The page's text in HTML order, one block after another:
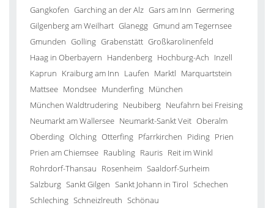
Gangkofen Garching an der Alz Gars am Inn Germering
Gilgenberg am Weilhart Glanegg Gmund am Tegernsee
Gmunden Golling Grabenstätt Großkarolinenfeld
Haag in Oberbayern Handenberg Hochburg-Ach Inzell
Kaprun Kraiburg am Inn Laufen Marktl Marquartstein
Mattsee Mondsee Munderfing München
München Waldtrudering Neubiberg Neufahrn bei Freising
Neumarkt am Wallersee Neumarkt-Sankt Veit Oberalm
Oberding Olching Otterfing Pfarrkirchen Piding Prien
Prien am Chiemsee Raubling Rauris Reit im Winkl
Rohrdorf-Thansau Rosenheim Saaldorf-Surheim
Salzburg Sankt Gilgen Sankt Johann in Tirol Schechen
Schleching Schneizlreuth Schönau